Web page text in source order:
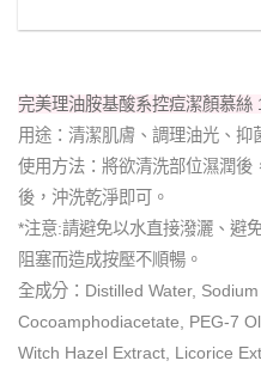
完美理油胺基酸系控痘潔顏慕絲
用途：清潔肌膚、調理油光、抑
使用方法：將欲清洗部位濕潤
後，沖洗乾淨即可。
*注意:請避免以水直接潑灑、避
阻塞而造成按壓不順暢。
全成分：Distilled Water,
Cocoamphodiacetate, PEG-7
Witch Hazel Extract, Licorice